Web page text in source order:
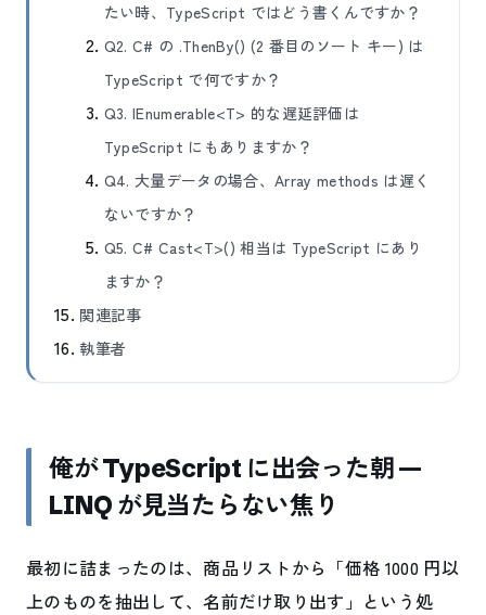
たい時、TypeScript ではどう書くんですか？
Q2. C# の .ThenBy() (2 番目のソート キー) は
TypeScript で何ですか？
Q3. IEnumerable<T> 的な遅延評価は
TypeScript にもありますか？
Q4. 大量データの場合、Array methods は遅く
ないですか？
Q5. C# Cast<T>() 相当は TypeScript にあり
ますか？
関連記事
執筆者
俺が TypeScript に出会った朝 —
LINQ が見当たらない焦り
最初に詰まったのは、商品リストから「価格 1000 円以
上のものを抽出して、名前だけ取り出す」という処